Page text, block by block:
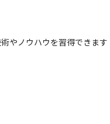
やノウハウを習得できます